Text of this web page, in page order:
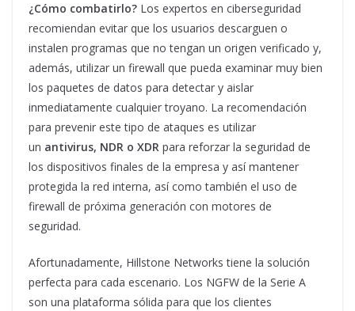
¿Cómo combatirlo? Los expertos en ciberseguridad
recomiendan evitar que los usuarios descarguen o
instalen programas que no tengan un origen verificado y,
además, utilizar un firewall que pueda examinar muy bien
los paquetes de datos para detectar y aislar
inmediatamente cualquier troyano. La recomendación
para prevenir este tipo de ataques es utilizar
un antivirus, NDR o XDR para reforzar la seguridad de
los dispositivos finales de la empresa y así mantener
protegida la red interna, así como también el uso de
firewall de próxima generación con motores de
seguridad.
Afortunadamente, Hillstone Networks tiene la solución
perfecta para cada escenario. Los NGFW de la Serie A
son una plataforma sólida para que los clientes